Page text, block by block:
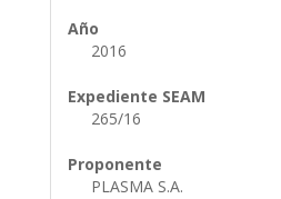
Año
2016
Expediente SEAM
265/16
Proponente
PLASMA S.A.